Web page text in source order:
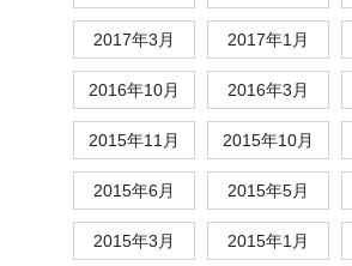
2017年3月 2017年1月
2016年10月 2016年3月
2015年11月 2015年10月
2015年6月 2015年5月
2015年3月 2015年1月